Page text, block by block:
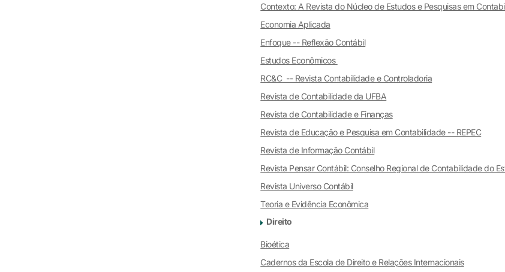
Contexto: A Revista do Núcleo de Estudos e Pesquisas em
Economia Aplicada
Enfoque -- Reflexão Contábil
Estudos Econômicos
RC&C -- Revista Contabilidade e Controladoria
Revista de Contabilidade da UFBA
Revista de Contabilidade e Finanças
Revista de Educação e Pesquisa em Contabilidade -- REPEC
Revista de Informação Contábil
Revista Pensar Contábil: Conselho Regional de Contabilidade do
Revista Universo Contábil
Teoria e Evidência Econômica
Direito
Bioética
Cadernos da Escola de Direito e Relações Internacionais